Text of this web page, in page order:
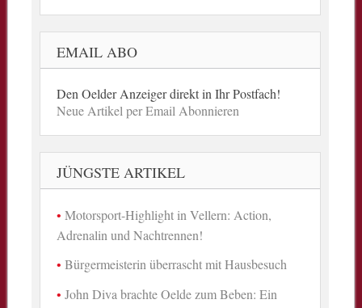
EMAIL ABO
Den Oelder Anzeiger direkt in Ihr Postfach!
Neue Artikel per Email Abonnieren
JÜNGSTE ARTIKEL
Motorsport-Highlight in Vellern: Action,
Adrenalin und Nachtrennen!
Bürgermeisterin überrascht mit Hausbesuch
John Diva brachte Oelde zum Beben: Ein